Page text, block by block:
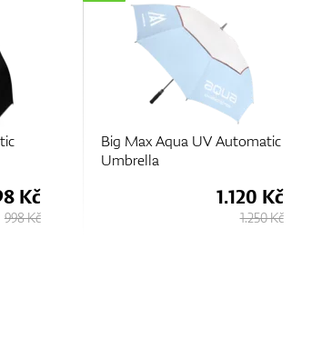
Kč
998 Kč
Big Max Aqua UV Automatic
Umbrella
1.120 Kč
1.250 Kč